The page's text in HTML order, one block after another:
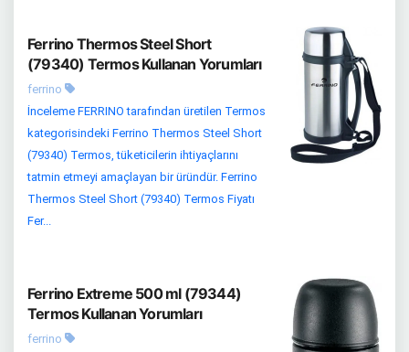
Ferrino Thermos Steel Short
(79340) Termos Kullanan Yorumları
ferrino
İnceleme FERRINO tarafından üretilen Termos
kategorisindeki Ferrino Thermos Steel Short
(79340) Termos, tüketicilerin ihtiyaçlarını
tatmin etmeyi amaçlayan bir üründür. Ferrino
Thermos Steel Short (79340) Termos Fiyatı
Fer...
Ferrino Extreme 500 ml (79344)
Termos Kullanan Yorumları
ferrino